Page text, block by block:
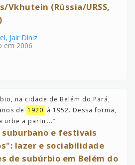
Vkhutein (Rússia/URSS,
Jair Diniz
em 2006
na cidade de Belém do Pará,
de 1920 à 1952. Dessa forma,
urbe a partir...”
e festivais
lazer e sociabilidade
de subúrbio em Belém do